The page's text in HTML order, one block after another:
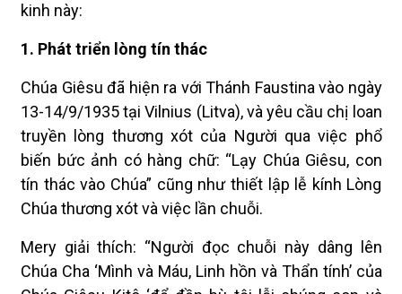
kinh này:
1. Phát triển lòng tín thác
Chúa Giêsu đã hiện ra với Thánh Faustina vào ngày
13-14/9/1935 tại Vilnius (Litva), và yêu cầu chị loan
truyền lòng thương xót của Người qua việc phổ
biến bức ảnh có hàng chữ: “Lạy Chúa Giêsu, con
tín thác vào Chúa” cũng như thiết lập lễ kính Lòng
Chúa thương xót và việc lần chuỗi.
Mery giải thích: “Người đọc chuỗi này dâng lên
Chúa Cha ‘Mình và Máu, Linh hồn và Thẩn tính’ của